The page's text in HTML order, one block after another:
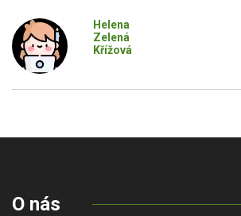
Helena
Zelená
Křížová
O nás